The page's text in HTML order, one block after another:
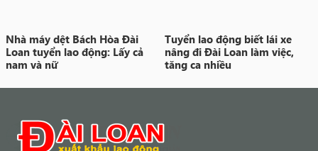
Nhà máy dệt Bách Hòa Đài
Loan tuyển lao động: Lấy cả
nam và nữ
Tuyển lao động biết lái xe
nâng đi Đài Loan làm việc,
tăng ca nhiều